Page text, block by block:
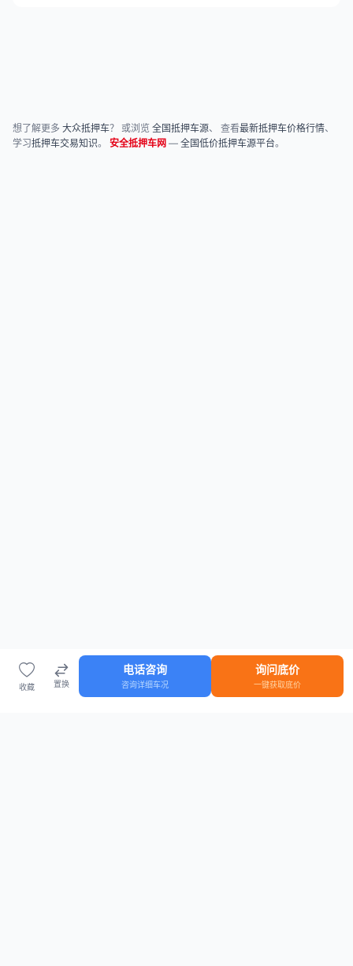
收藏 置换
电话咨询
咨询详细车况
询问底价
一键获取底价
想了解更多 大众抵押车？ 或浏览 全国抵押车源、 查看最新抵押车价格行情、
学习抵押车交易知识。 安全抵押车网 — 全国低价抵押车源平台。
车源 知识 登录